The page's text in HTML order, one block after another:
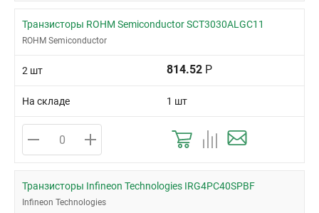
Транзисторы ROHM Semiconductor SCT3030ALGC11
ROHM Semiconductor
2 шт 814.52 Р
На складе 1 шт
Транзисторы Infineon Technologies IRG4PC40SPBF
Infineon Technologies